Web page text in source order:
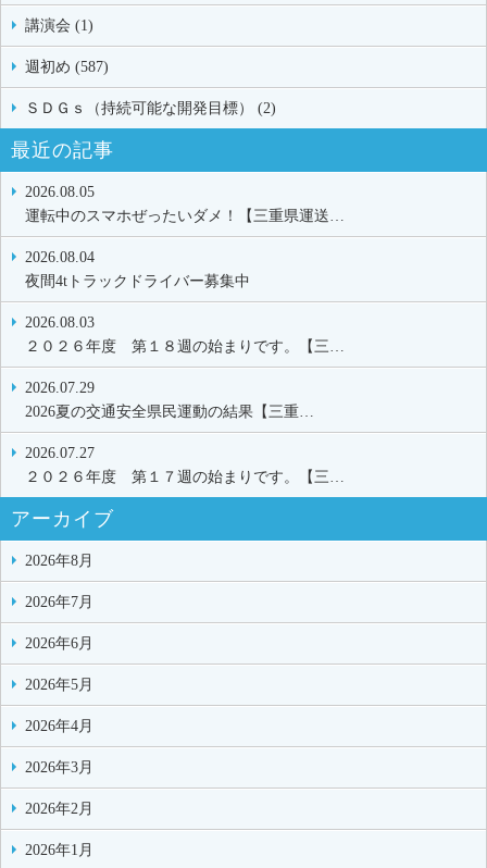
講演会 (1)
週初め (587)
ＳＤＧｓ（持続可能な開発目標） (2)
最近の記事
2026.08.05
運転中のスマホぜったいダメ！【三重県運送…
2026.08.04
夜間4tトラックドライバー募集中
2026.08.03
２０２６年度 第１８週の始まりです。【三…
2026.07.29
2026夏の交通安全県民運動の結果【三重…
2026.07.27
２０２６年度 第１７週の始まりです。【三…
アーカイブ
2026年8月
2026年7月
2026年6月
2026年5月
2026年4月
2026年3月
2026年2月
2026年1月